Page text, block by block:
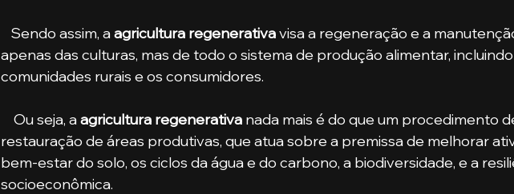
   Sendo assim, a
agricultura regenerativa visa a regeneração e a
apenas das culturas, mas de todo o sistema de produção alimentar,
comunidades rurais e os consumidores.
    Ou seja, a
agricultura regenerativa nada mais é do que um procedimento
restauração de áreas produtivas, que atua sobre a premissa de melhorar
bem-estar do solo, os ciclos da água e do carbono, a biodiversidade, e a
socioeconômica.